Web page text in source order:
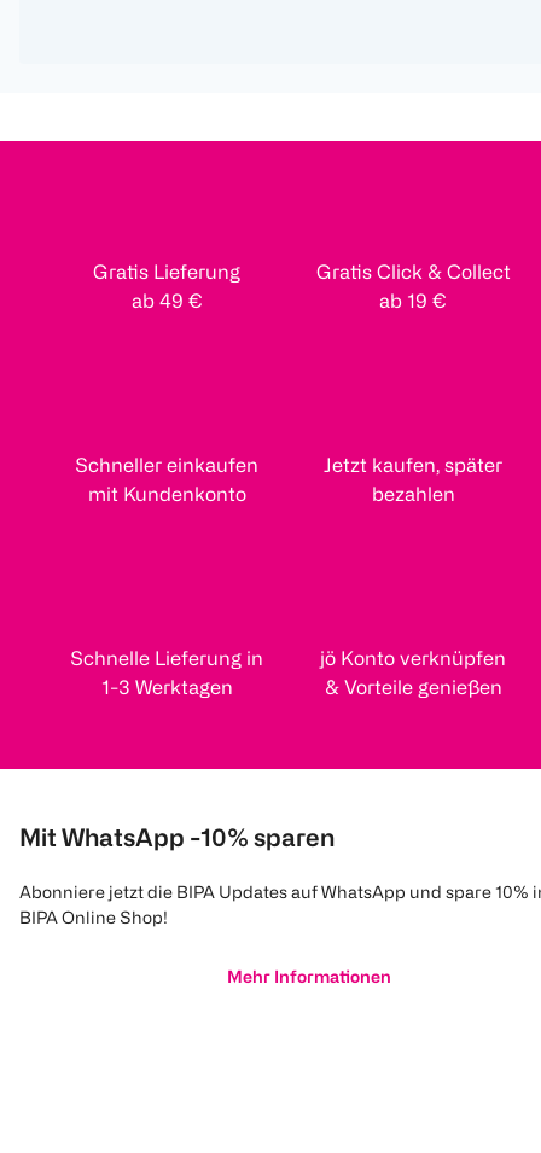
Gratis Lieferung
ab 49 €
Gratis Click & Collect
ab 19 €
Schneller einkaufen
mit Kundenkonto
Jetzt kaufen, später
bezahlen
Schnelle Lieferung in
1-3 Werktagen
jö Konto verknüpfen
& Vorteile genießen
Mit WhatsApp -10% sparen
Abonniere jetzt die BIPA Updates auf WhatsApp und spare 10%
BIPA Online Shop!
Mehr Informationen